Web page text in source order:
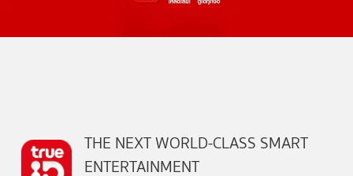
THE NEXT WORLD-CLASS SMART
ENTERTAINMENT